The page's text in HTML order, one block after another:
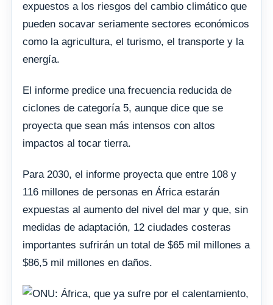
expuestos a los riesgos del cambio climático que
pueden socavar seriamente sectores económicos
como la agricultura, el turismo, el transporte y la
energía.
El informe predice una frecuencia reducida de
ciclones de categoría 5, aunque dice que se
proyecta que sean más intensos con altos
impactos al tocar tierra.
Para 2030, el informe proyecta que entre 108 y
116 millones de personas en África estarán
expuestas al aumento del nivel del mar y que, sin
medidas de adaptación, 12 ciudades costeras
importantes sufrirán un total de $65 mil millones a
$86,5 mil millones en daños.